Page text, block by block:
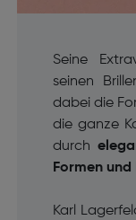
Seine
seinen
dabei die
die ganze
durch
Formen und
Karl